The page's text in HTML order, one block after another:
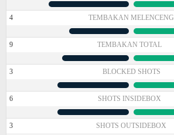
4 TEMBAKAN MELENCENG
9 TEMBAKAN TOTAL
3 BLOCKED SHOTS
6 SHOTS INSIDEBOX
3 SHOTS OUTSIDEBOX